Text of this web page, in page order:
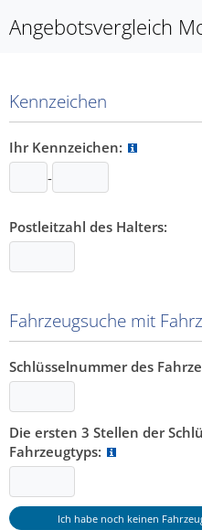
Angebotsvergleich
Kennzeichen
Ihr Kennzeichen:
-
Postleitzahl des Halters:
Fahrzeugsuche mit
Schlüsselnummer des
Die ersten 3 Stellen der
Fahrzeugtyps: